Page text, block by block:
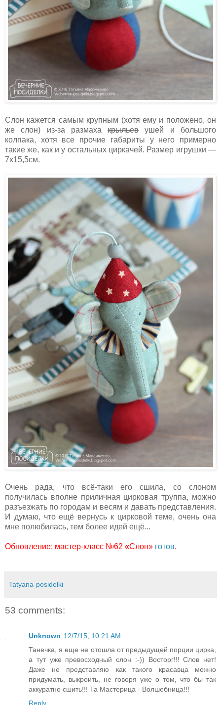
Слон кажется самым крупным (хотя ему и положено, он
же слон) из-за размахакрыльевушей и большого
колпака, хотя все прочие габариты у него примерно
такие же, как и у остальных циркачей. Размер игрушки —
7х15,5см.
Очень рада, что всё-таки его сшила, со слоном
получилась вполне приличная цирковая труппа, можно
разъезжать по городам и весям и давать представления.
И думаю, что ещё вернусь к цирковой теме, очень она
мне полюбилась, тем более идей ещё...
Обновление: мастер-класс №62 «Слон» готов.
Tatyana-posidelki
53 comments:
Unknown 12/7/15, 10:21 AM
Танечка, я еще не отошла от предыдущей порции цирка,
а тут уже превосходный слон :-)) Восторг!!! Слов нет!
Даже не представляю как такого красавца можно
придумать, выкроить, не говоря уже о том, что бы так
аккуратно сшить!!! Та Мастерица - Волшебница!!!
Reply